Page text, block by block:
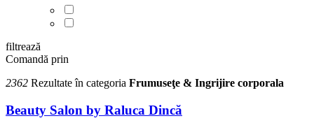
filtrează
Comandă prin
2362 Rezultate în categoria Frumuseţe & Ingrijire corporala
Beauty Salon by Raluca Dincă